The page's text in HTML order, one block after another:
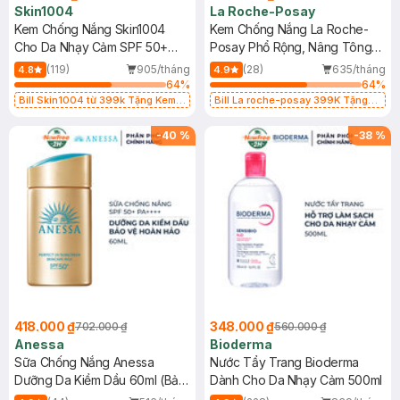
Skin1004
Kem Chống Nắng Skin1004
Cho Da Nhạy Cảm SPF 50+
50ml
4.8 (119)
905/tháng
64%
Bill Skin1004 từ 399k Tặng Kem
SPF 50+ 20ml (SL Có Hạn)
La Roche-Posay
Kem Chống Nắng La Roche-
Posay Phổ Rộng, Nâng Tông
Kiềm Dầu 50ml
4.9 (28)
635/tháng
64%
Bill La roche-posay 399K Tặng
(SL có hạn)
-40 %
418.000 ₫702.000 ₫
Anessa
Sữa Chống Nắng Anessa
Dưỡng Da Kiềm Dầu 60ml (Bản
-38 %
348.000 ₫560.000 ₫
Bioderma
Nước Tẩy Trang Bioderma
Dành Cho Da Nhạy Cảm 500ml